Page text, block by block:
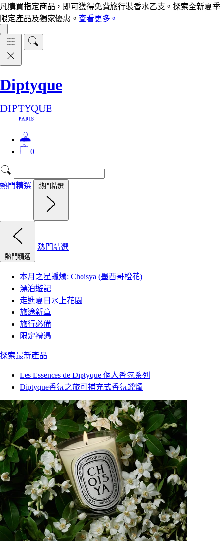
凡購買指定商品，即可獲得免費旅行裝香水乙支。探索全新夏季
限定產品及獨家優惠。 查看更多。
Diptyque
0
熱門精選 熱門精選
熱門精選
熱門精選
本月之星蠟燭: Choisya (墨西哥橙花)
漂泊遊記
走進夏日水上花園
旅途新章
旅行必備
限定禮遇
探索最新產品
Les Essences de Diptyque 個人香氛系列
Diptyque香氛之旅可補充式香氛蠟燭